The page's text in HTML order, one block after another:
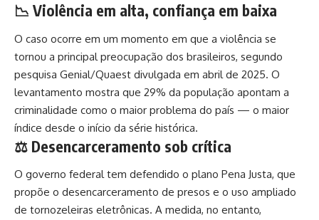
📉 Violência em alta, confiança em baixa
O caso ocorre em um momento em que a violência se
tornou a principal preocupação dos brasileiros, segundo
pesquisa Genial/Quaest divulgada em abril de 2025. O
levantamento mostra que 29% da população apontam a
criminalidade como o maior problema do país — o maior
índice desde o início da série histórica.
⚖️ Desencarceramento sob crítica
O governo federal tem defendido o plano Pena Justa, que
propõe o desencarceramento de presos e o uso ampliado
de tornozeleiras eletrônicas. A medida, no entanto,